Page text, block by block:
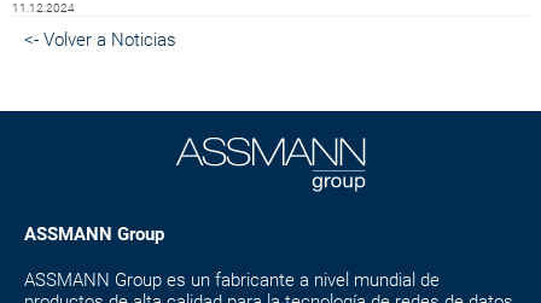
11.12.2024
<- Volver a Noticias
ASSMANN Group
ASSMANN Group es un fabricante a nivel mundial de